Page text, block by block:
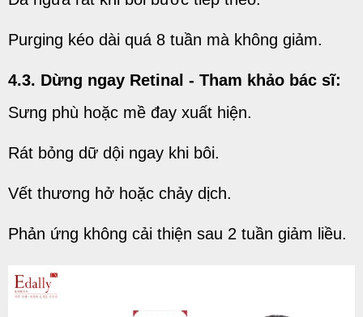
Purging kéo dài quá 8 tuần mà không giảm.
4.3. Dừng ngay Retinal - Tham khảo bác sĩ:
Sưng phù hoặc mề đay xuất hiện.
Rát bỏng dữ dội ngay khi bôi.
Vết thương hở hoặc chảy dịch.
Phản ứng không cải thiện sau 2 tuần giảm liều.